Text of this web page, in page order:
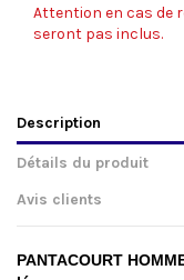
Attention en cas de
seront pas inclus.
Description
Détails du produit
Avis clients
PANTACOURT